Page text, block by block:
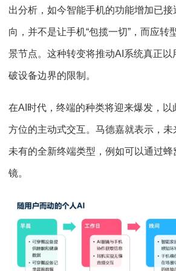
出分析，如今智能手机的功能增加已
向，并不是让手机“包揽一切”，而应转
景节点。这种转变将推动AI系统真正
破设备边界的限制。
在AI时代，终端的种类将迎来爆发，以
方位的主动式交互。马德嘉就表示，
未有的全新终端类型，例如可以通过
镜。